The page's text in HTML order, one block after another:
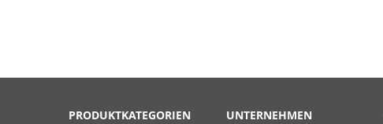
PRODUKTKATEGORIEN
UNTERNEHMEN